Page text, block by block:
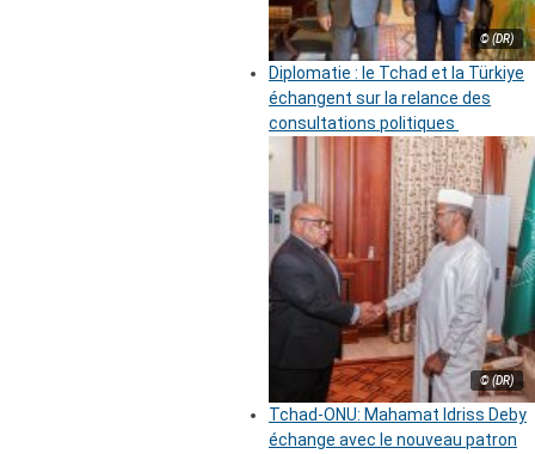
© (DR)
Diplomatie : le Tchad et la Türkiye
échangent sur la relance des
consultations politiques
© (DR)
Tchad-ONU: Mahamat Idriss Deby
échange avec le nouveau patron